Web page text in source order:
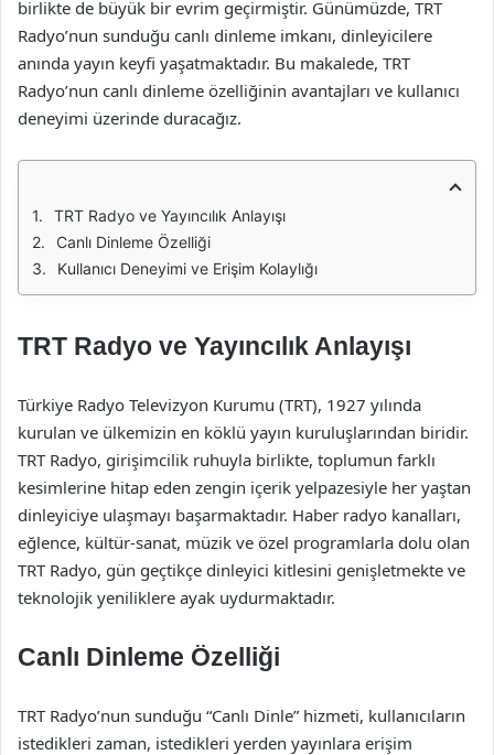
birlikte de büyük bir evrim geçirmiştir. Günümüzde, TRT
Radyo’nun sunduğu canlı dinleme imkanı, dinleyicilere
anında yayın keyfi yaşatmaktadır. Bu makalede, TRT
Radyo’nun canlı dinleme özelliğinin avantajları ve kullanıcı
deneyimi üzerinde duracağız.
TRT Radyo ve Yayıncılık Anlayışı
Canlı Dinleme Özelliği
Kullanıcı Deneyimi ve Erişim Kolaylığı
TRT Radyo ve Yayıncılık Anlayışı
Türkiye Radyo Televizyon Kurumu (TRT), 1927 yılında
kurulan ve ülkemizin en köklü yayın kuruluşlarından biridir.
TRT Radyo, girişimcilik ruhuyla birlikte, toplumun farklı
kesimlerine hitap eden zengin içerik yelpazesiyle her yaştan
dinleyiciye ulaşmayı başarmaktadır. Haber radyo kanalları,
eğlence, kültür-sanat, müzik ve özel programlarla dolu olan
TRT Radyo, gün geçtikçe dinleyici kitlesini genişletmekte ve
teknolojik yeniliklere ayak uydurmaktadır.
Canlı Dinleme Özelliği
TRT Radyo’nun sunduğu “Canlı Dinle” hizmeti, kullanıcıların
istedikleri zaman, istedikleri yerden yayınlara erişim